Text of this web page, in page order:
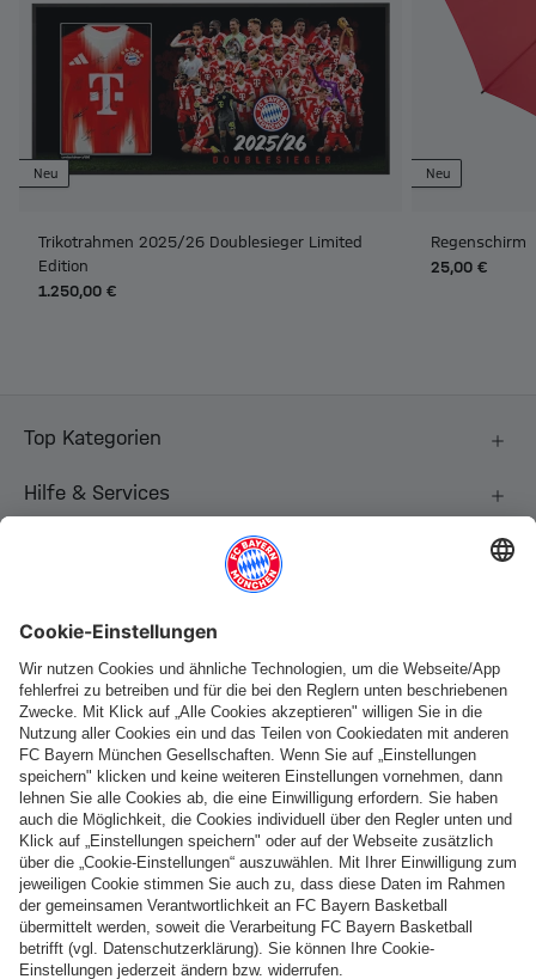
Neu
Trikotrahmen 2025/26 Doublesieger Limited
Edition
1.250,00 €
Neu
Regenschirm
25,00 €
Top Kategorien
Hilfe & Services
Folge uns
Zahlung & Lieferung
FC Bayern Store App